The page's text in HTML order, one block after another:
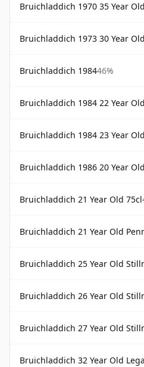
Bruichladdich 1970 35 Year Old
Bruichladdich 1973 30 Year Old
Bruichladdich 198446%
Bruichladdich 1984 22 Year
Bruichladdich 1984 23 Year
Bruichladdich 1986 20 Year
Bruichladdich 21 Year Old 75cl
Bruichladdich 21 Year Old Penny
Bruichladdich 25 Year Old
Bruichladdich 26 Year Old
Bruichladdich 27 Year Old
Bruichladdich 32 Year Old